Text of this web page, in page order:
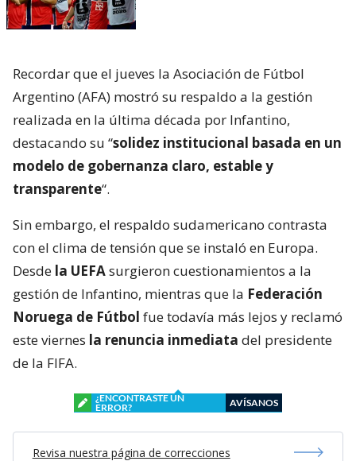
Recordar que el jueves la Asociación de Fútbol
Argentino (AFA) mostró su respaldo a la gestión
realizada en la última década por Infantino,
destacando su “solidez institucional basada en un
modelo de gobernanza claro, estable y
transparente“.
Sin embargo, el respaldo sudamericano contrasta
con el clima de tensión que se instaló en Europa.
Desde la UEFAsurgieron cuestionamientos a la
gestión de Infantino, mientras que la Federación
Noruega de Fútbol fue todavía más lejos y reclamó
este viernes la renuncia inmediata del presidente
de la FIFA.
¿ENCONTRASTE UN
ERROR?
AVÍSANOS
Revisa nuestra página de correcciones